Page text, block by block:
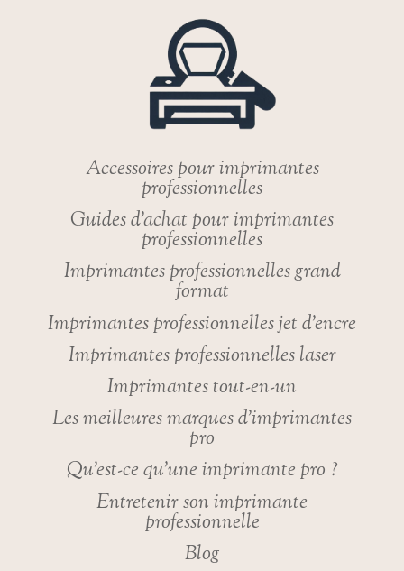
Accessoires pour imprimantes
professionnelles
Guides d’achat pour imprimantes
professionnelles
Imprimantes professionnelles grand
format
Imprimantes professionnelles jet d’encre
Imprimantes professionnelles laser
Imprimantes tout-en-un
Les meilleures marques d’imprimantes
pro
Qu’est-ce qu’une imprimante pro ?
Entretenir son imprimante
professionnelle
Blog